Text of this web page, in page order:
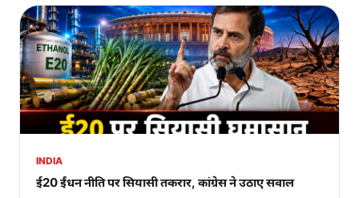
INDIA
ई20 ईंधन नीति पर सियासी तकरार, कांग्रेस ने उठाए सवाल